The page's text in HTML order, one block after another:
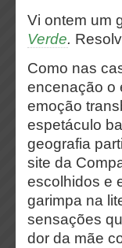
Vi ontem um
Verde.
Como nas
encenação o
emoção
espetáculo
geografia
site da
escolhidos e
garimpa na
sensações
dor da mãe